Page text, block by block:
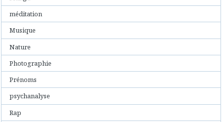
méditation
Musique
Nature
Photographie
Prénoms
psychanalyse
Rap